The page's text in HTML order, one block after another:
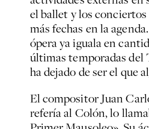
el ballet y los conciertos
más fechas en la
ópera ya iguala en
últimas temporadas del
ha dejado de ser el que
El compositor Juan
refería al Colón, lo